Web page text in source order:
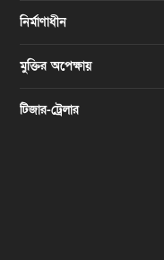
নির্মাণাধীন
মুক্তির অপেক্ষায়
টিজার-ট্রেলার